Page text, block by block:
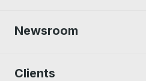
Newsroom
Clients